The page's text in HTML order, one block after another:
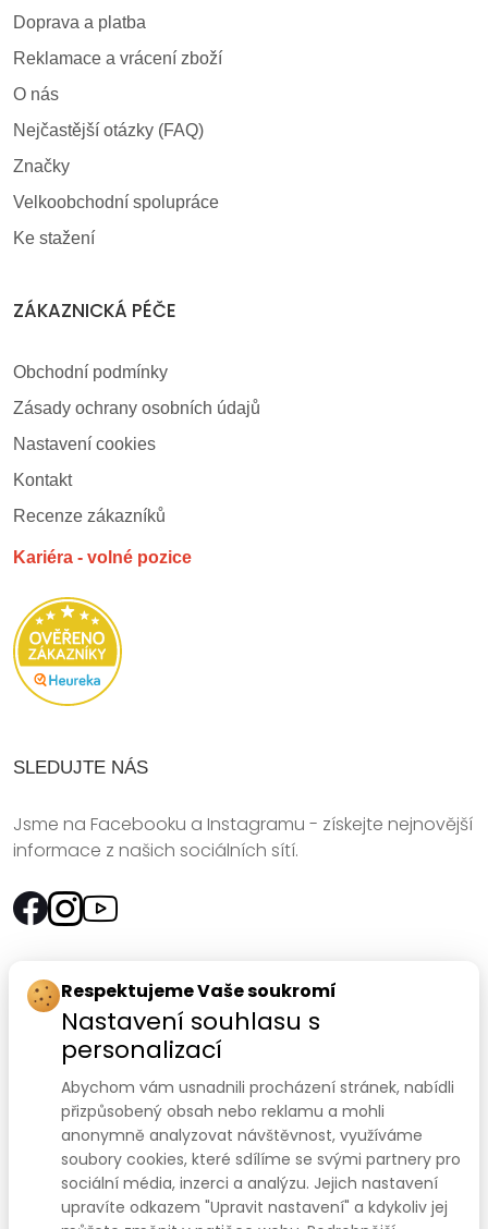
Doprava a platba
Reklamace a vrácení zboží
O nás
Nejčastější otázky (FAQ)
Značky
Velkoobchodní spolupráce
Ke stažení
ZÁKAZNICKÁ PÉČE
Obchodní podmínky
Zásady ochrany osobních údajů
Nastavení cookies
Kontakt
Recenze zákazníků
Kariéra - volné pozice
SLEDUJTE NÁS
Jsme na Facebooku a Instagramu - získejte nejnovější
informace z našich sociálních sítí.
Rychlý kontakt:
SANOMED, spol. s r.o.
Palackého třída 240/75
612 00 Brno-Královo Pole
Prodejna:+420 541 422 911,+420 541 422 912
e-mail:prodejna@sanomed.cz
Respektujeme Vaše soukromí
Nastavení souhlasu s
personalizací
Abychom vám usnadnili procházení stránek, nabídli
přizpůsobený obsah nebo reklamu a mohli
anonymně analyzovat návštěvnost, využíváme
soubory cookies, které sdílíme se svými partnery pro
sociální média, inzerci a analýzu. Jejich nastavení
upravíte odkazem "Upravit nastavení" a kdykoliv jej